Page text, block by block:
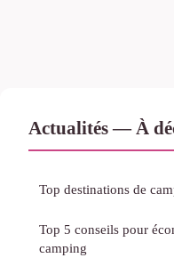
Actualités — À
Top destinations de
Top 5 conseils pour
camping